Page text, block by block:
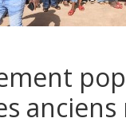
anciens